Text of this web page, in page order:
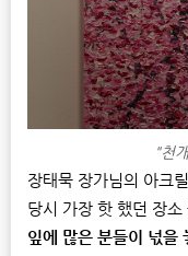
"천
장태묵 장가님의 아크
당시 가장 핫 했던 장소
잎에 많은 분들이 넋을